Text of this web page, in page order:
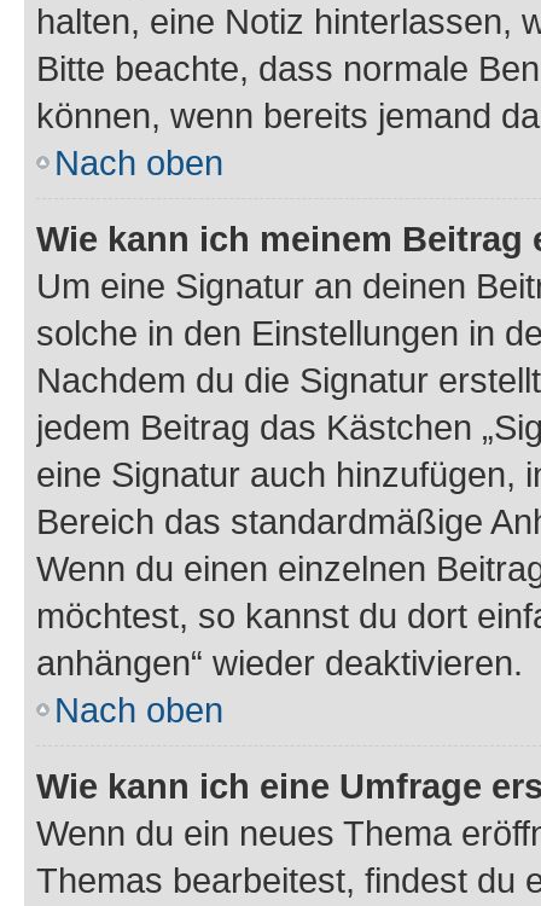
halten, eine Notiz hinterlassen,
Bitte beachte, dass normale
können, wenn bereits jemand
Nach oben
Wie kann ich meinem
Um eine Signatur an deinen
solche in den Einstellungen in
Nachdem du die Signatur
jedem Beitrag das Kästchen
eine Signatur auch hinzufügen,
Bereich das standardmäßige
Wenn du einen einzelnen
möchtest, so kannst du dort
anhängen“ wieder deaktivieren.
Nach oben
Wie kann ich eine Umfrage
Wenn du ein neues Thema
Themas bearbeitest, findest du